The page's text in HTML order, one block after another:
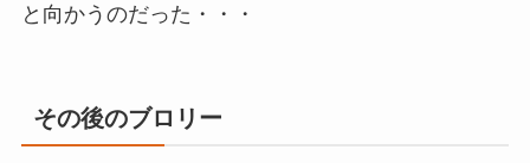
と向かうのだった・・・
その後のブロリー